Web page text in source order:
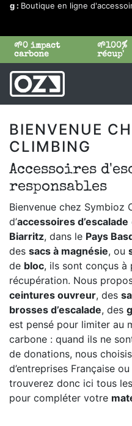
Boutique en ligne
🌱0 impact
carbone
🌱100%
récup'
BIENVENUE
CLIMBING
Accessoires
responsables
Bienvenue chez Symbioz
d’accessoires d’escalade
Biarritz, dans le Pays
des sacs à magnésie, ou
de bloc, ils sont conçus
récupération. Nous
ceintures ouvreur, des
brosses d’escalade, des
est pensé pour limiter au
carbone : quand ils ne
de donations, nous
d’entreprises Française
trouverez donc ici tous les
pour compléter votre